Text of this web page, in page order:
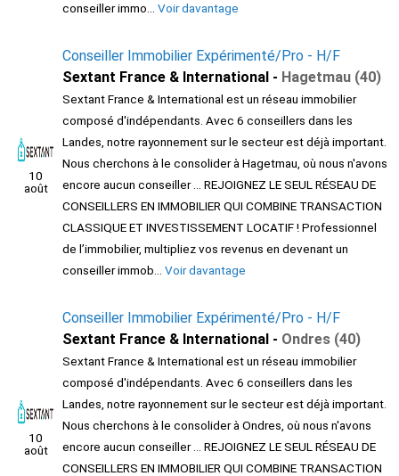
conseiller immo... Voir davantage
10
août
Conseiller Immobilier Expérimenté/Pro - H/F
Sextant France & International - Hagetmau (40)
Sextant France & International est un réseau immobilier
composé d'indépendants. Avec 6 conseillers dans les
Landes, notre rayonnement sur le secteur est déjà important.
Nous cherchons à le consolider à Hagetmau, où nous n'avons
encore aucun conseiller ... REJOIGNEZ LE SEUL RÉSEAU DE
CONSEILLERS EN IMMOBILIER QUI COMBINE TRANSACTION
CLASSIQUE ET INVESTISSEMENT LOCATIF ! Professionnel
de l’immobilier, multipliez vos revenus en devenant un
conseiller immob... Voir davantage
10
août
Conseiller Immobilier Expérimenté/Pro - H/F
Sextant France & International - Ondres (40)
Sextant France & International est un réseau immobilier
composé d'indépendants. Avec 6 conseillers dans les
Landes, notre rayonnement sur le secteur est déjà important.
Nous cherchons à le consolider à Ondres, où nous n'avons
encore aucun conseiller ... REJOIGNEZ LE SEUL RÉSEAU DE
CONSEILLERS EN IMMOBILIER QUI COMBINE TRANSACTION